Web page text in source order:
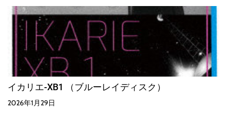
イカリエ-XB1 （ブルーレイディスク）
2026年1月29日